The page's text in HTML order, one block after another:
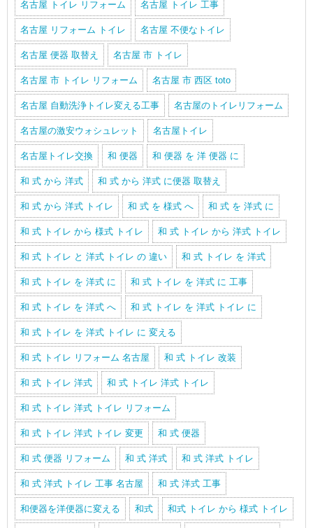
名古屋 トイレ リフォーム 名古屋 トイレ 工事
名古屋 リフォーム トイレ 名古屋 不便なトイレ
名古屋 便器 取替え 名古屋 市 トイレ
名古屋 市 トイレ リフォーム 名古屋 市 西区 toto
名古屋 自動洗浄トイレ変える工事 名古屋のトイレリフォーム
名古屋の激安ウォシュレット 名古屋トイレ
名古屋トイレ交換 和 便器 和 便器 を 洋 便器 に
和 式 から 洋式 和 式 から 洋式 に便器 取替え
和 式 から 洋式 トイレ 和 式 を 様式 へ 和 式 を 洋式 に
和 式 トイレ から 様式 トイレ 和 式 トイレ から 洋式 トイレ
和 式 トイレ と 洋式 トイレ の 違い 和 式 トイレ を 洋式
和 式 トイレ を 洋式 に 和 式 トイレ を 洋式 に 工事
和 式 トイレ を 洋式 へ 和 式 トイレ を 洋式 トイレ に
和 式 トイレ を 洋式 トイレ に 変える
和 式 トイレ リフォーム 名古屋 和 式 トイレ 改装
和 式 トイレ 洋式 和 式 トイレ 洋式 トイレ
和 式 トイレ 洋式 トイレ リフォーム
和 式 トイレ 洋式 トイレ 変更 和 式 便器
和 式 便器 リフォーム 和 式 洋式 和 式 洋式 トイレ
和 式 洋式 トイレ 工事 名古屋 和 式 洋式 工事
和便器を洋便器に変える 和式 和式 トイレ から 様式 トイレ